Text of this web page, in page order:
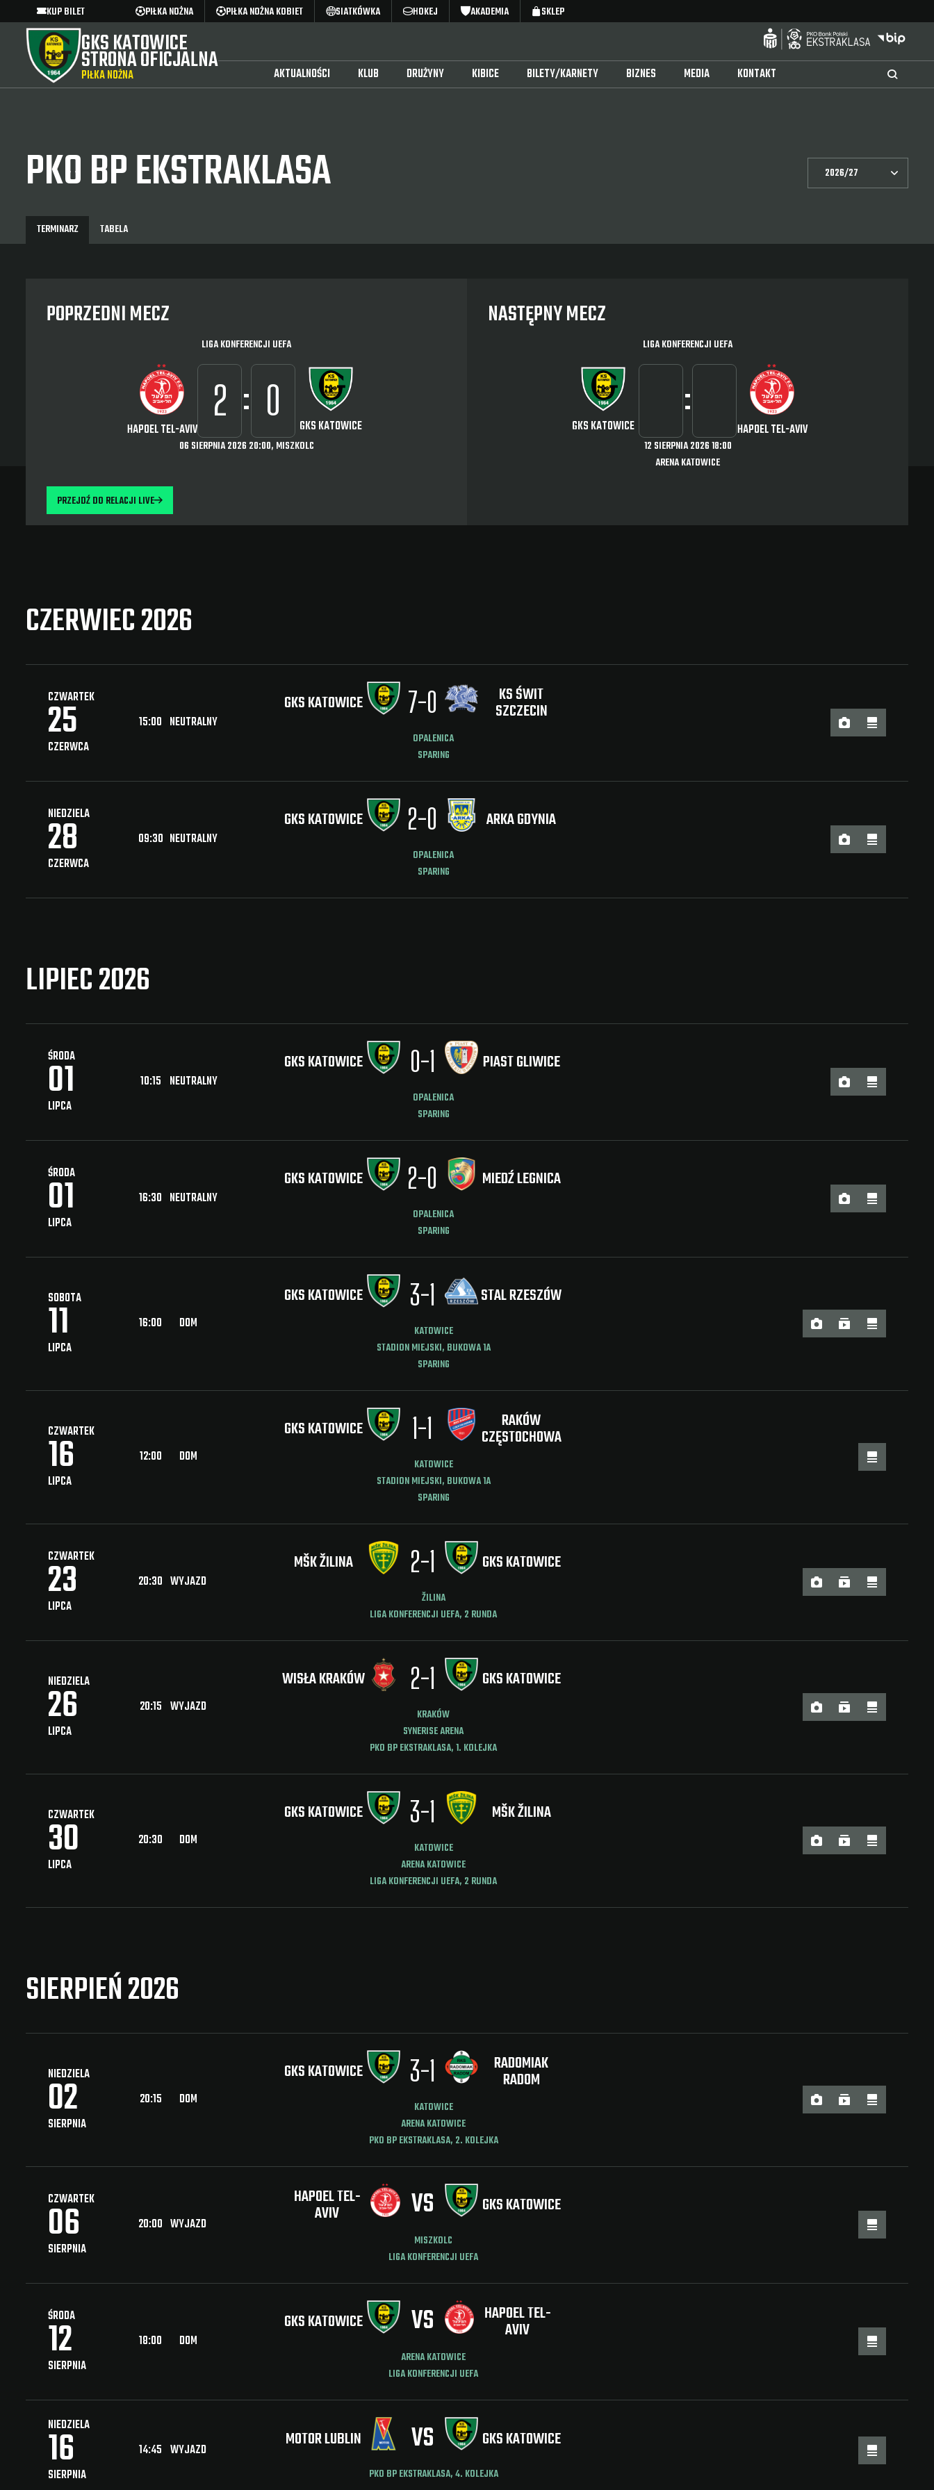
KUP BILET PIŁKA NOŻNA PIŁKA NOŻNA KOBIET SIATKÓWKA HOKEJ AKADEMIA SKLEP
GKS KATOWICE
STRONA OFICJALNA
PIŁKA NOŻNA AKTUALNOŚCI KLUB DRUŻYNY KIBICE BILETY/KARNETY BIZNES MEDIA KONTAKT
PKO BP EKSTRAKLASA 2026/27
TERMINARZ TABELA
POPRZEDNI MECZ
LIGA KONFERENCJI UEFA
HAPOEL TEL-AVIV
2 : 0
GKS KATOWICE
06 SIERPNIA 2026 20:00, MISZKOLC
PRZEJDŹ DO RELACJI LIVE
NASTĘPNY MECZ
LIGA KONFERENCJI UEFA
GKS KATOWICE
:
HAPOEL TEL-AVIV
12 SIERPNIA 2026 18:00
ARENA KATOWICE
CZERWIEC 2026
CZWARTEK
25
CZERWCA
15:00 NEUTRALNY
GKS KATOWICE 7-0 KS ŚWIT
SZCZECIN
OPALENICA
SPARING
NIEDZIELA
28
CZERWCA
09:30 NEUTRALNY
GKS KATOWICE 2-0 ARKA GDYNIA
OPALENICA
SPARING
LIPIEC 2026
ŚRODA
01
LIPCA
10:15 NEUTRALNY
GKS KATOWICE 0-1 PIAST GLIWICE
OPALENICA
SPARING
ŚRODA
01
LIPCA
16:30 NEUTRALNY
GKS KATOWICE 2-0 MIEDŹ LEGNICA
OPALENICA
SPARING
SOBOTA
11
LIPCA
16:00 DOM
GKS KATOWICE 3-1 STAL RZESZÓW
KATOWICE
STADION MIEJSKI, BUKOWA 1A
SPARING
CZWARTEK
16
LIPCA
12:00 DOM
GKS KATOWICE 1-1 RAKÓW
CZĘSTOCHOWA
KATOWICE
STADION MIEJSKI, BUKOWA 1A
SPARING
CZWARTEK
23
LIPCA
20:30 WYJAZD
MŠK ŽILINA 2-1 GKS KATOWICE
ŽILINA
LIGA KONFERENCJI UEFA, 2 RUNDA
NIEDZIELA
26
LIPCA
20:15 WYJAZD
WISŁA KRAKÓW 2-1 GKS KATOWICE
KRAKÓW
SYNERISE ARENA
PKO BP EKSTRAKLASA, 1. KOLEJKA
CZWARTEK
30
LIPCA
20:30 DOM
GKS KATOWICE 3-1 MŠK ŽILINA
KATOWICE
ARENA KATOWICE
LIGA KONFERENCJI UEFA, 2 RUNDA
SIERPIEŃ 2026
NIEDZIELA
02
SIERPNIA
20:15 DOM
GKS KATOWICE 3-1 RADOMIAK
RADOM
KATOWICE
ARENA KATOWICE
PKO BP EKSTRAKLASA, 2. KOLEJKA
CZWARTEK
06
SIERPNIA
20:00 WYJAZD
HAPOEL TEL-
AVIV VS GKS KATOWICE
MISZKOLC
LIGA KONFERENCJI UEFA
ŚRODA
12
SIERPNIA
18:00 DOM
GKS KATOWICE VS HAPOEL TEL-
AVIV
ARENA KATOWICE
LIGA KONFERENCJI UEFA
NIEDZIELA
16
SIERPNIA
14:45 WYJAZD MOTOR LUBLIN VS GKS KATOWICE
PKO BP EKSTRAKLASA, 4. KOLEJKA